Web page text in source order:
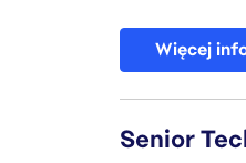
Więcej
Senior